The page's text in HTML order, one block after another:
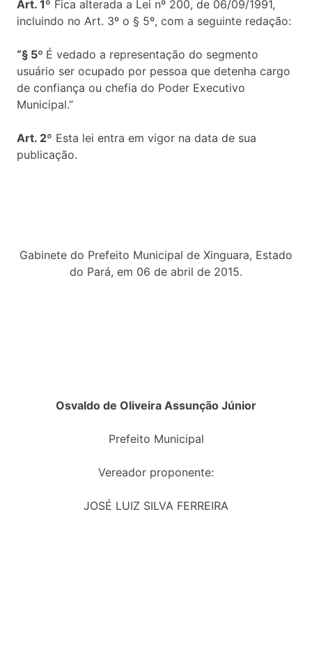
Art. 1º Fica alterada a Lei nº 200, de 06/09/1991,
incluindo no Art. 3º o § 5º, com a seguinte redação:
“§ 5º É vedado a representação do segmento
usuário ser ocupado por pessoa que detenha cargo
de confiança ou chefia do Poder Executivo
Municipal.”
Art. 2º Esta lei entra em vigor na data de sua
publicação.
Gabinete do Prefeito Municipal de Xinguara, Estado
do Pará, em 06 de abril de 2015.
Osvaldo de Oliveira Assunção Júnior
Prefeito Municipal
Vereador proponente:
JOSÉ LUIZ SILVA FERREIRA